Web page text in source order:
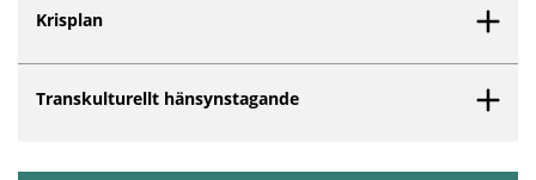
Krisplan
Transkulturellt hänsynstagande